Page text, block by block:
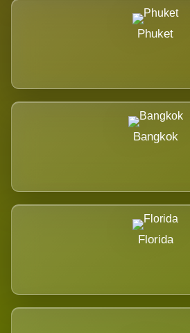
Phuket
Bangkok
Florida